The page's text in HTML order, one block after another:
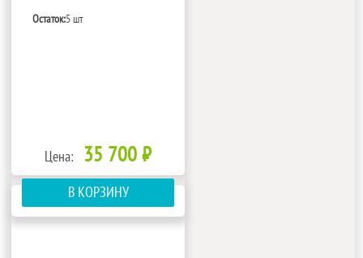
Остаток:5 шт
Цена: 35 700 ₽
В КОРЗИНУ